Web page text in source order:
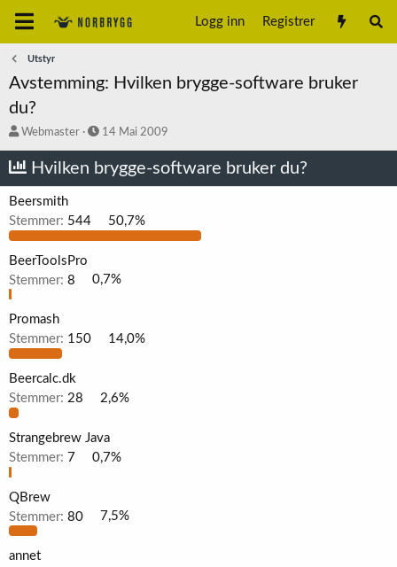
Logg inn Registrer
Utstyr
Avstemming: Hvilken brygge-software bruker
du?
T
å
a
r
t
e
Webmaster
S
a
t
14 Mai 2009
Hvilken brygge-software bruker du?
Beersmith
Stemmer: 544 50,7%
BeerToolsPro
Stemmer: 8 0,7%
Promash
Stemmer: 150 14,0%
Beercalc.dk
Stemmer: 28 2,6%
Strangebrew Java
Stemmer: 7 0,7%
QBrew
Stemmer: 80 7,5%
annet